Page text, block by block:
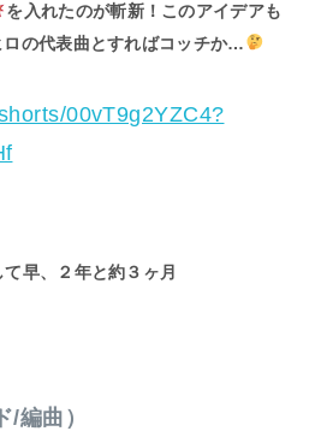
を入れたのが斬新！このアイデアも
ロの代表曲とすればコッチか…
00vT9g2YZC4?
早、 ２ 年と約３ヶ月
編曲）